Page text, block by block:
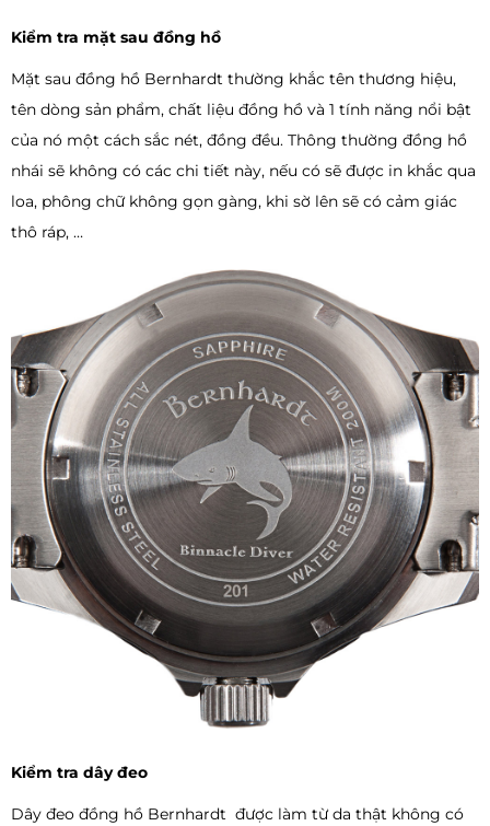
Kiểm tra mặt sau đồng hồ
Mặt sau đồng hồ Bernhardt thường khắc tên thương hiệu,
tên dòng sản phẩm, chất liệu đồng hồ và 1 tính năng nổi bật
của nó một cách sắc nét, đồng đều. Thông thường đồng hồ
nhái sẽ không có các chi tiết này, nếu có sẽ được in khắc qua
loa, phông chữ không gọn gàng, khi sờ lên sẽ có cảm giác
thô ráp, …
Kiểm tra dây đeo
Dây đeo đồng hồ Bernhardt được làm từ da thật không có